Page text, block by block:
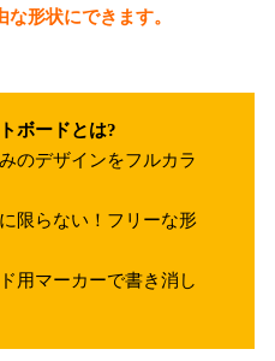
な形状にできます。
ボードとは?
のデザインをフルカラ
限らない！フリーな形
用マーカーで書き消し